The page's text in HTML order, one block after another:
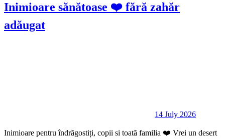
Inimioare sănătoase ❤️ fără zahăr
adăugat
14 July 2026
Inimioare pentru îndrăgostiți, copii si toată familia ❤️ Vrei un desert